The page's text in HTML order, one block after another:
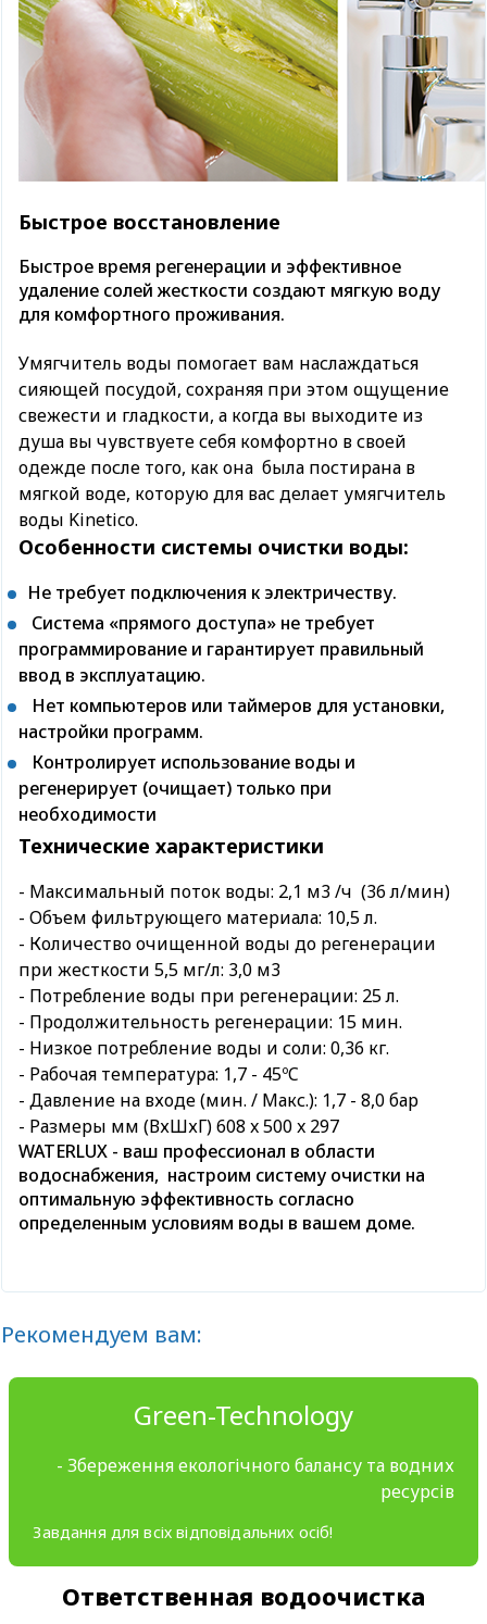
Быстрое восстановление
Быстрое время регенерации и эффективное
удаление солей жесткости создают мягкую воду
для комфортного проживания.
Умягчитель воды помогает вам наслаждаться
сияющей посудой, сохраняя при этом ощущение
свежести и гладкости, а когда вы выходите из
душа вы чувствуете себя комфортно в своей
одежде после того, как она была постирана в
мягкой воде, которую для вас делает умягчитель
воды Kinetico.
Особенности системы очистки воды:
Не требует подключения к электричеству.
Система «прямого доступа» не требует
программирование и гарантирует правильный
ввод в эксплуатацию.
Нет компьютеров или таймеров для установки,
настройки программ.
Контролирует использование воды и
регенерирует (очищает) только при
необходимости
Технические характеристики
- Максимальный поток воды: 2,1 м3 /ч (36 л/мин)
- Объем фильтрующего материала: 10,5 л.
- Количество очищенной воды до регенерации
при жесткости 5,5 мг/л: 3,0 м3
- Потребление воды при регенерации: 25 л.
- Продолжительность регенерации: 15 мин.
- Низкое потребление воды и соли: 0,36 кг.
- Рабочая температура: 1,7 - 45ºC
- Давление на входе (мин. / Макс.): 1,7 - 8,0 бар
- Размеры мм (ВхШхГ) 608 x 500 x 297
WATERLUX - ваш профессионал в области
водоснабжения, настроим систему очистки на
оптимальную эффективность согласно
определенным условиям воды в вашем доме.
Рекомендуем вам:
Green-Technology
- Збереження екологічного балансу та водних
ресурсів
Завдання для всіх відповідальних осіб!
Ответственная водоочистка